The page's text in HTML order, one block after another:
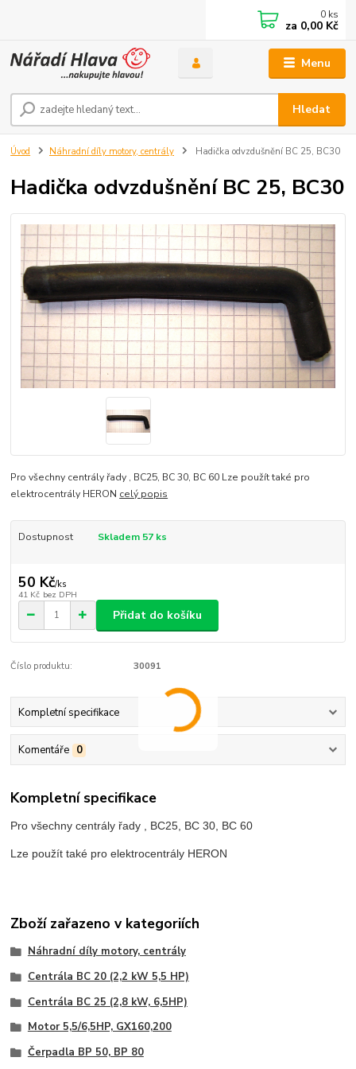
Menu
Hledat
0 ks
za 0,00 Kč
Úvod Náhradní díly motory, centrály Hadička odvzdušnění BC 25, BC30
Hadička odvzdušnění BC 25, BC30
Pro všechny centrály řady , BC25, BC 30, BC 60 Lze použít také pro
elektrocentrály HERON celý popis
Dostupnost Skladem 57 ks
50 Kč/ks
41 Kč bez DPH
Přidat do košíku
Číslo produktu: 30091
Kompletní specifikace
Komentáře 0
Kompletní specifikace
Pro všechny centrály řady , BC25, BC 30, BC 60
Lze použít také pro elektrocentrály HERON
Zboží zařazeno v kategoriích
Náhradní díly motory, centrály
Centrála BC 20 (2,2 kW 5,5 HP)
Centrála BC 25 (2,8 kW, 6,5HP)
Motor 5,5/6,5HP, GX160,200
Čerpadla BP 50, BP 80